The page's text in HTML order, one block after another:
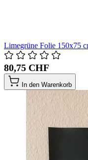
Limegrüne Folie 150x75
80,75 CHF
In den Warenkorb